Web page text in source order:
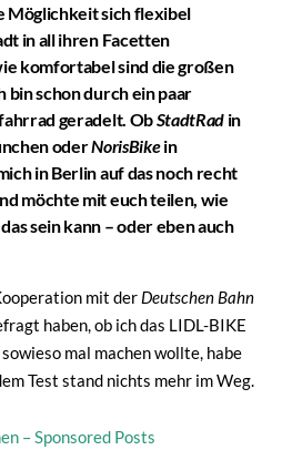
Möglichkeit sich flexibel
in all ihren Facetten
komfortabel sind die großen
bin schon durch ein paar
geradelt. ObStadtRad in
oderNorisBikein
in Berlin auf das noch recht
möchte mit euch teilen, wie
sein kann – oder eben auch
mit der Deutschen Bahn
haben, ob ich das LIDL-BIKE
mal machen wollte, habe
Test stand nichts mehr im Weg.
– Sponsored Posts